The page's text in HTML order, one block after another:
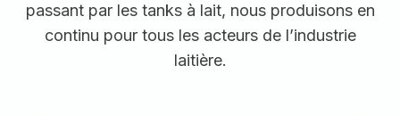
passant par les tanks à lait, nous produisons en
continu pour tous les acteurs de l’industrie
laitière.